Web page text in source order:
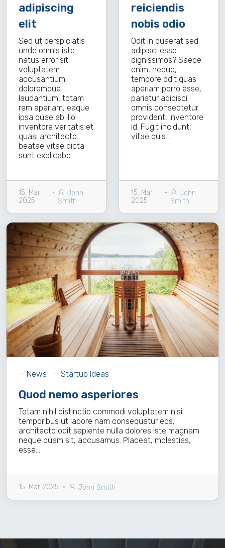
adipiscing
elit
Sed ut perspiciatis
unde omnis iste
natus error sit
voluptatem
accusantium
doloremque
laudantium, totam
rem aperiam, eaque
ipsa quae ab illo
inventore veritatis et
quasi architecto
beatae vitae dicta
sunt explicabo.
15. Mar
2025
•
John
Smith
reiciendis
nobis odio
Odit in quaerat sed
adipisci esse
dignissimos? Saepe
enim, neque,
tempore odit quas
aperiam porro esse,
pariatur adipisci
omnis consectetur
provident, inventore
id. Fugit incidunt,
vitae quis…
15. Mar
2025
•
John
Smith
— News — Startup Ideas
Quod nemo asperiores
Totam nihil distinctio commodi voluptatem nisi
temporibus ut labore nam consequatur eos,
architecto odit sapiente nulla dolores iste magnam
neque quam sit, accusamus. Placeat, molestias,
esse…
15. Mar 2025 • John Smith